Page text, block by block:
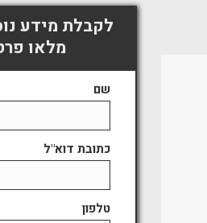
לקבלת מידע
מלאו
שם
כתובת דוא"ל
טלפון